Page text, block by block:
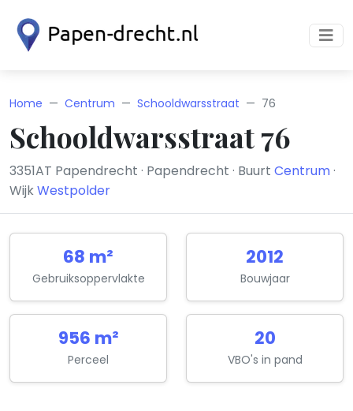
Home Centrum Schooldwarsstraat 76
Schooldwarsstraat 76
3351AT Papendrecht · Papendrecht · Buurt Centrum·
WijkWestpolder
68 m²
Gebruiksoppervlakte
2012
Bouwjaar
956 m²
Perceel
20
VBO's in pand